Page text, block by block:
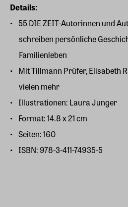
Details:
55 DIE ZEIT-Autorinnen und
schreiben persönliche
Familienleben
Mit Tillmann Prüfer, Elisabeth
vielen mehr
Illustrationen: Laura Junger
Format: 14.8 x 21 cm
Seiten: 160
ISBN: 978-3-411-74935-5